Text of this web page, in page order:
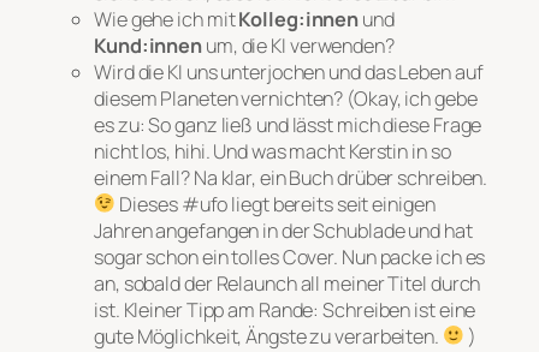
Wie gehe ich mitKolleg:innenund
Kund:innenum, die KI verwenden?
Wird die KI uns unterjochen und das Leben auf
diesem Planeten vernichten? (Okay, ich gebe
es zu: So ganz ließ und lässt mich diese Frage
nicht los, hihi. Und was macht Kerstin in so
einem Fall? Na klar, ein Buch drüber schreiben.
Dieses #ufo liegt bereits seit einigen
Jahren angefangen in der Schublade und hat
sogar schon ein tolles Cover. Nun packe ich es
an, sobald der Relaunch all meiner Titel durch
ist. Kleiner Tipp am Rande: Schreiben ist eine
gute Möglichkeit, Ängste zu verarbeiten.
)